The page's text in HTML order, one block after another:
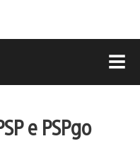
e PSPgo